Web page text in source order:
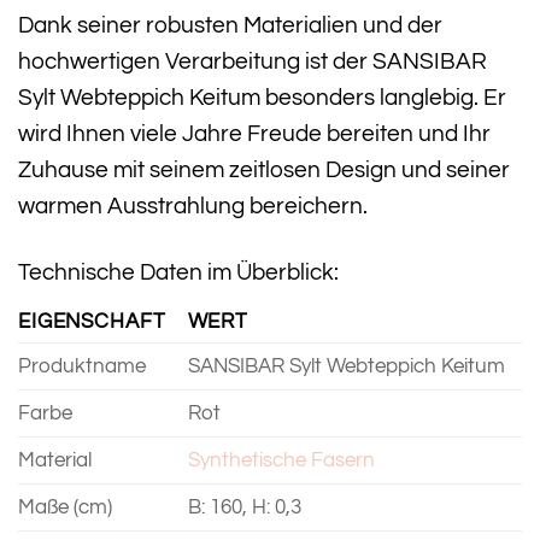
Dank seiner robusten Materialien und der
hochwertigen Verarbeitung ist der SANSIBAR
Sylt Webteppich Keitum besonders langlebig. Er
wird Ihnen viele Jahre Freude bereiten und Ihr
Zuhause mit seinem zeitlosen Design und seiner
warmen Ausstrahlung bereichern.
Technische Daten im Überblick:
EIGENSCHAFT WERT
Produktname SANSIBAR Sylt Webteppich Keitum
Farbe Rot
Material Synthetische Fasern
Maße (cm) B: 160, H: 0,3